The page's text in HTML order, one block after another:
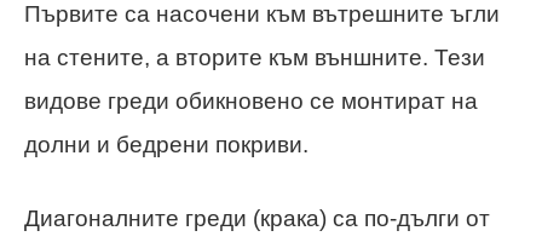
Първите са насочени към вътрешните ъгли
на стените, а вторите към външните. Тези
видове греди обикновено се монтират на
долни и бедрени покриви.
Диагоналните греди (крака) са по-дълги от